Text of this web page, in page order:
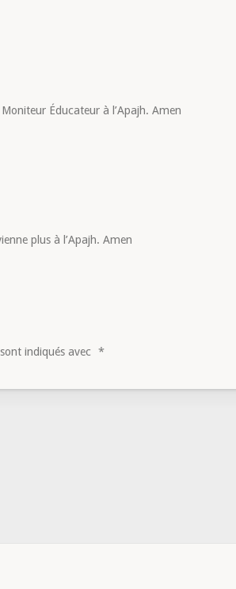
Éducateur à l’Apajh. Amen
plus à l’Apajh. Amen
indiqués avec *